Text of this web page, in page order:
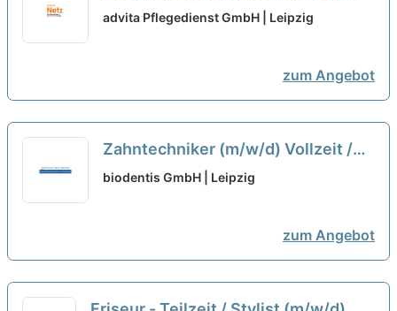
Gesundheits- und Krankenpfleger
advita Pflegedienst GmbH | Leipzig
zum Angebot
Zahntechniker (m/w/d) Vollzeit /
Teilzeit neu
biodentis GmbH | Leipzig
zum Angebot